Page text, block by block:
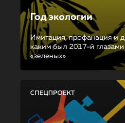
Год экологии
Имитация, профанация и
каким был 2017-й глазами
«зеленых»
СПЕЦПРОЕКТ